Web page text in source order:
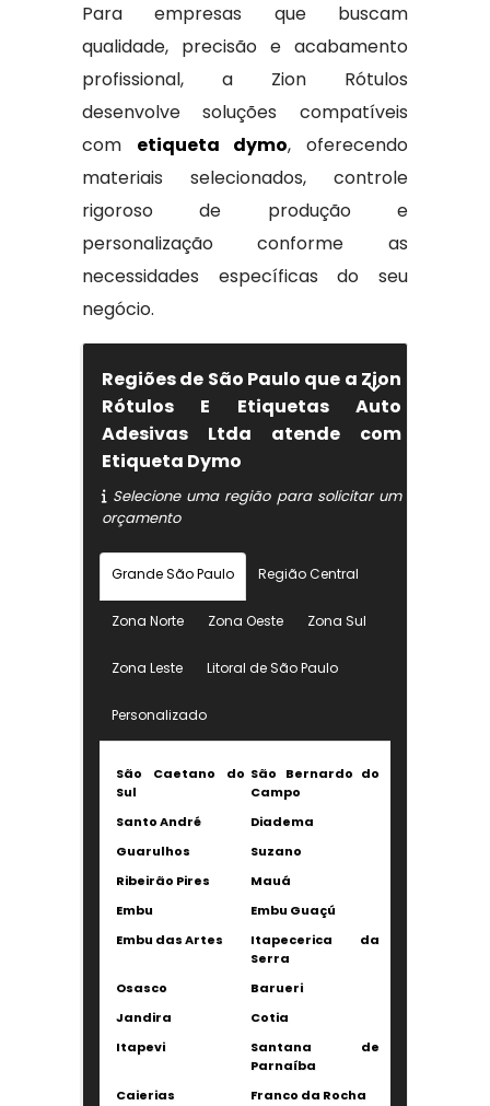
Para empresas que buscam
qualidade, precisão e acabamento
profissional, a Zion Rótulos
desenvolve soluções compatíveis
com etiqueta dymo, oferecendo
materiais selecionados, controle
rigoroso de produção e
personalização conforme as
necessidades específicas do seu
negócio.
Regiões de São Paulo que a Zion
Rótulos E Etiquetas Auto
Adesivas Ltda atende com
Etiqueta Dymo
Selecione uma região para solicitar um
orçamento
Grande São Paulo Região Central
Zona Norte Zona Oeste Zona Sul
Zona Leste Litoral de São Paulo
Personalizado
São Caetano do
Sul
São Bernardo do
Campo
Santo André
Diadema
Guarulhos
Suzano
Ribeirão Pires
Mauá
Embu
Embu Guaçú
Embu das Artes
Itapecerica da
Serra
Osasco
Barueri
Jandira
Cotia
Itapevi
Santana de
Parnaíba
Caierias
Franco da Rocha